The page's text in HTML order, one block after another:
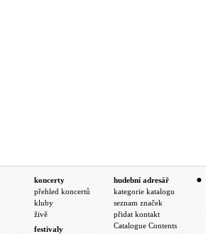
koncerty
přehled koncertů
kluby
živě
festivaly
hudební adresář
kategorie katalogu
seznam značek
přidat kontakt
Catalogue Contents